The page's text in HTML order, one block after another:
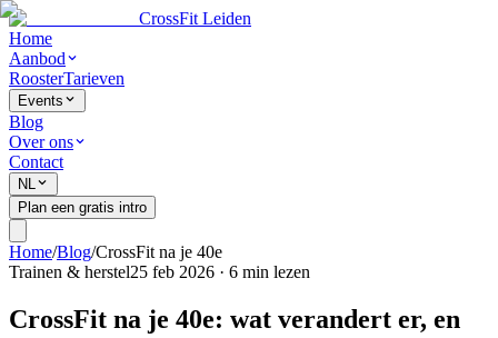
CrossFit Leiden
Home
Aanbod
RoosterTarieven
Events
Blog
Over ons
Contact
NL
Plan een gratis intro
Home/Blog/CrossFit na je 40e
Trainen & herstel25 feb 2026 · 6 min lezen
CrossFit na je 40e: wat verandert er, en